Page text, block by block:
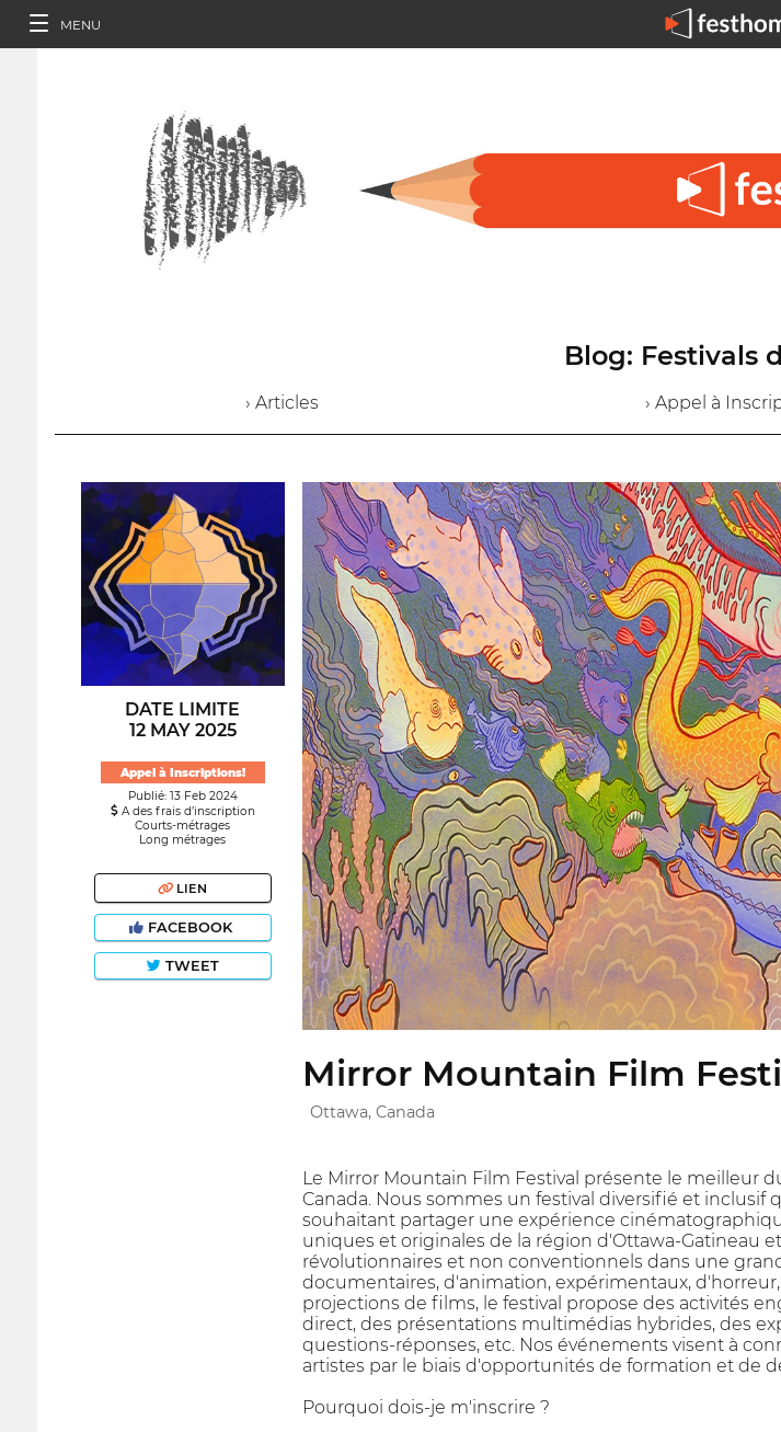
MENU
Blog: Festivals
› Articles › Appel à
DATE LIMITE
12 MAY 2025
Appel à Inscriptions!
Publié: 13 Feb 2024
A des frais d’inscription
Courts-métrages
Long métrages
LIEN
FACEBOOK
TWEET
Mirror Mountain Film
Ottawa, Canada
Le Mirror Mountain Film Festival présente le meilleur
Canada. Nous sommes un festival diversifié et
souhaitant partager une expérience
uniques et originales de la région d'Ottawa-Gatineau
révolutionnaires et non conventionnels dans une
documentaires, d'animation, expérimentaux,
projections de films, le festival propose des activités
direct, des présentations multimédias hybrides, des
questions-réponses, etc. Nos événements visent à
artistes par le biais d'opportunités de formation et de
Pourquoi dois-je m'inscrire ?